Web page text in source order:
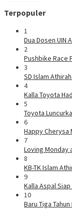
Terpopuler
1
Dua Dosen UIN
2
Pushbike Race
3
SD Islam
4
Kalla Toyota
5
Toyota
6
Happy
7
Loving Monday
8
KB-TK Islam
9
Kalla Aspal
10
Baru Tiga